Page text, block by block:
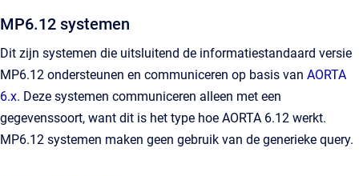
MP6.12 systemen
Dit zijn systemen die uitsluitend de informatiestandaard versie
MP6.12 ondersteunen en communiceren op basis van AORTA
6.x. Deze systemen communiceren alleen met een
gegevenssoort, want dit is het type hoe AORTA 6.12 werkt.
MP6.12 systemen maken geen gebruik van de generieke query.